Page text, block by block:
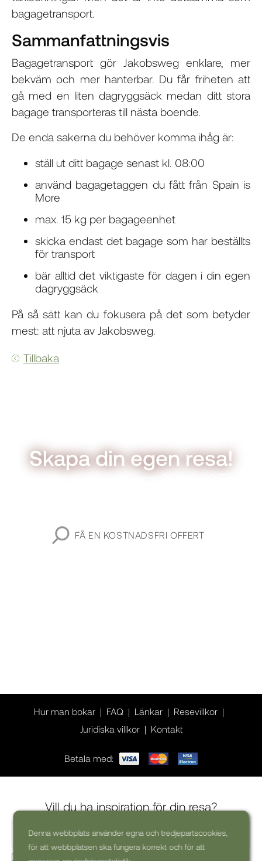
Denna webbplats använder egna och tredjepartscookies,
för att webbplatsen ska fungera korrekt och för att
bagagetransport.
Sammanfattningsvis
Bagagetransport gör Jakobsweg enklare, mer
bekväm och mer hanterbar. Du får friheten att
gå med en liten dagryggsäck medan ditt stora
bagage transporteras till nästa boende.
De enda sakerna du behöver komma ihåg är:
ställ ut ditt bagage senast kl. 08:00
använd bagagetaggen du fått från Spain is
More
max. 15 kg per bagageenhet
skicka endast det bagage som har beställts
för transport
bär alltid det viktigaste för dagen i din egen
dagryggsäck
På så sätt kan du fokusera på det som betyder
mest: att njuta av Jakobsweg.
Tillbaka
Skapa din egen resa!
Redo att upptäcka norra Spanien? Få en
FÅ EN KOSTNADSFRI OFFERT
Hur man bokar FAQ Länkar
Resevillkor
Juridiska villkor
Kontakt
Betala med:
Vill du ha inspiration för din resa?
Ja, jag skulle vilja få kommersiella nyhetsbrev (kan alltid